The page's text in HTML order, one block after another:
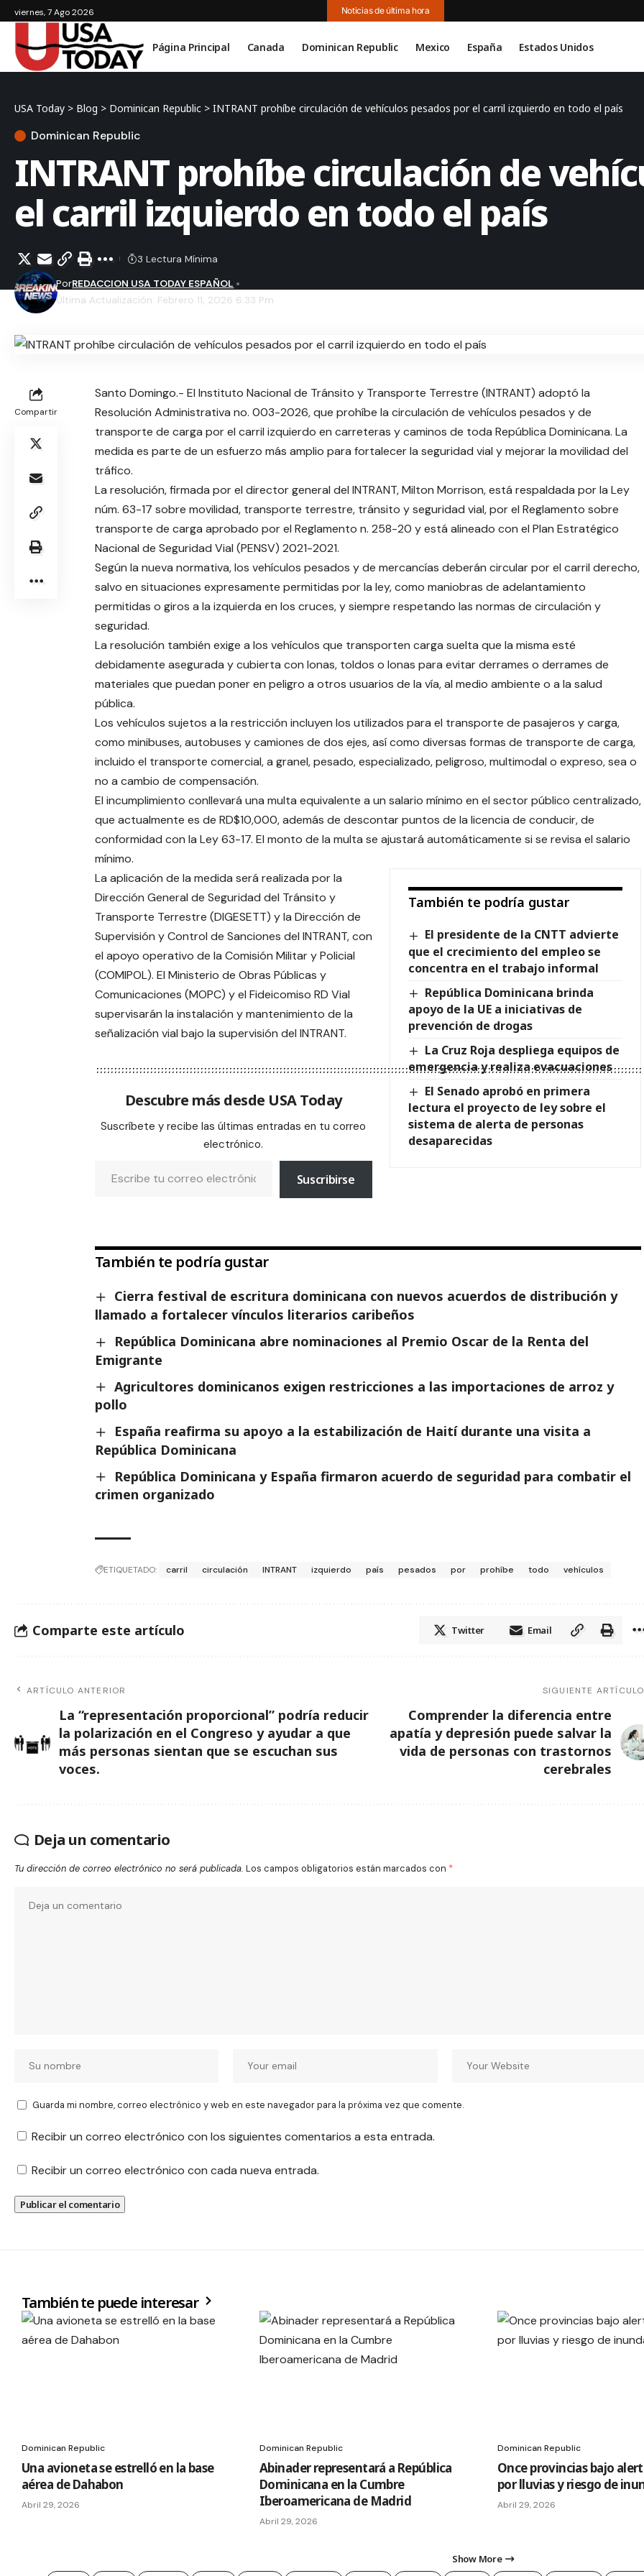
viernes, 7 Ago 2026 Noticias de última hora
Página Principal Canada Dominican Republic Mexico España Estados Unidos
USA Today > Blog > Dominican Republic > INTRANT prohíbe circulación de vehículos pesados ​​por el carril izquierdo en todo el país
Dominican Republic
INTRANT prohíbe circulación de
el carril izquierdo en todo el país
Última Actualización: Febrero 11, 2026 6:33 Pm
PorREDACCION USA TODAY ESPAÑOL
3 Lectura Mínima
Compartir
Santo Domingo.- El Instituto Nacional de Tránsito y Transporte Terrestre (INTRANT) adoptó la
Resolución Administrativa no. 003-2026, que prohíbe la circulación de vehículos pesados ​​y de
transporte de carga por el carril izquierdo en carreteras y caminos de toda República Dominicana. La
medida es parte de un esfuerzo más amplio para fortalecer la seguridad vial y mejorar la movilidad del
tráfico.
La resolución, firmada por el director general del INTRANT, Milton Morrison, está respaldada por la Ley
núm. 63-17 sobre movilidad, transporte terrestre, tránsito y seguridad vial, por el Reglamento sobre
transporte de carga aprobado por el Reglamento n. 258-20 y está alineado con el Plan Estratégico
Nacional de Seguridad Vial (PENSV) 2021-2021.
Según la nueva normativa, los vehículos pesados ​​y de mercancías deberán circular por el carril derecho,
salvo en situaciones expresamente permitidas por la ley, como maniobras de adelantamiento
permitidas o giros a la izquierda en los cruces, y siempre respetando las normas de circulación y
seguridad.
La resolución también exige a los vehículos que transporten carga suelta que la misma esté
debidamente asegurada y cubierta con lonas, toldos o lonas para evitar derrames o derrames de
materiales que puedan poner en peligro a otros usuarios de la vía, al medio ambiente o a la salud
pública.
Los vehículos sujetos a la restricción incluyen los utilizados para el transporte de pasajeros y carga,
como minibuses, autobuses y camiones de dos ejes, así como diversas formas de transporte de carga,
incluido el transporte comercial, a granel, pesado, especializado, peligroso, multimodal o expreso, sea o
no a cambio de compensación.
El incumplimiento conllevará una multa equivalente a un salario mínimo en el sector público centralizado,
que actualmente es de RD$10,000, además de descontar puntos de la licencia de conducir, de
conformidad con la Ley 63-17. El monto de la multa se ajustará automáticamente si se revisa el salario
mínimo.
También te podría gustar
El presidente de la CNTT advierte
que el crecimiento del empleo se
concentra en el trabajo informal
República Dominicana brinda
apoyo de la UE a iniciativas de
prevención de drogas
La Cruz Roja despliega equipos de
emergencia y realiza evacuaciones
El Senado aprobó en primera
lectura el proyecto de ley sobre el
sistema de alerta de personas
desaparecidas
La aplicación de la medida será realizada por la
Dirección General de Seguridad del Tránsito y
Transporte Terrestre (DIGESETT) y la Dirección de
Supervisión y Control de Sanciones del INTRANT, con
el apoyo operativo de la Comisión Militar y Policial
(COMIPOL). El Ministerio de Obras Públicas y
Comunicaciones (MOPC) y el Fideicomiso RD Vial
supervisarán la instalación y mantenimiento de la
señalización vial bajo la supervisión del INTRANT.
Descubre más desde USA Today
Suscríbete y recibe las últimas entradas en tu correo
electrónico.
Suscribirse
También te podría gustar
Cierra festival de escritura dominicana con nuevos acuerdos de distribución y
llamado a fortalecer vínculos literarios caribeños
República Dominicana abre nominaciones al Premio Oscar de la Renta del
Emigrante
Agricultores dominicanos exigen restricciones a las importaciones de arroz y
pollo
España reafirma su apoyo a la estabilización de Haití durante una visita a
República Dominicana
República Dominicana y España firmaron acuerdo de seguridad para combatir el
crimen organizado
ETIQUETADO: carril circulación INTRANT izquierdo país pesados por prohíbe todo vehículos
Comparte este artículo Twitter Email
ARTÍCULO ANTERIOR
La “representación proporcional” podría reducir
la polarización en el Congreso y ayudar a que
más personas sientan que se escuchan sus
voces.
SIGUIENTE ARTÍCULO
Comprender la diferencia entre
apatía y depresión puede salvar la
vida de personas con trastornos
cerebrales
Deja un comentario
Tu dirección de correo electrónico no será publicada. Los campos obligatorios están marcados con *
Guarda mi nombre, correo electrónico y web en este navegador para la próxima vez que comente.
Recibir un correo electrónico con los siguientes comentarios a esta entrada.
Recibir un correo electrónico con cada nueva entrada.
También te puede interesar
Dominican Republic
Una avioneta se estrelló en la base
aérea de Dahabon
Abril 29, 2026
Dominican Republic
Abinader representará a República
Dominicana en la Cumbre
Iberoamericana de Madrid
Abril 29, 2026
Dominican Republic
Once provincias bajo
por lluvias y riesgo de
Abril 29, 2026
Show More